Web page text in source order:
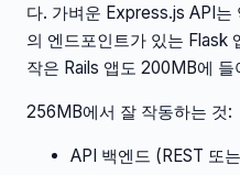
다. 가벼운 Express.js API는
의 엔드포인트가 있는 Flask
작은 Rails 앱도 200MB에 들
256MB에서 잘 작동하는 것:
API 백엔드 (REST 또